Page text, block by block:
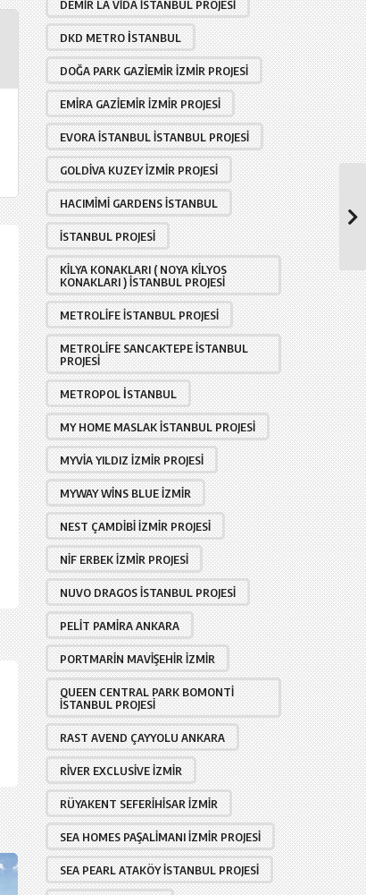
DEMIR LA VIDA İSTANBUL PROJESI
DKD METRO İSTANBUL
DOĞA PARK GAZIEMIR İZMIR PROJESI
EMIRA GAZIEMIR İZMIR PROJESI
EVORA İSTANBUL İSTANBUL PROJESI
GOLDIVA KUZEY İZMIR PROJESI
HACIMIMI GARDENS İSTANBUL
İSTANBUL PROJESI
KILYA KONAKLARI ( NOYA KILYOS
KONAKLARI ) İSTANBUL PROJESI
METROLIFE İSTANBUL PROJESI
METROLIFE SANCAKTEPE İSTANBUL
PROJESI
METROPOL İSTANBUL
MY HOME MASLAK İSTANBUL PROJESI
MYVIA YILDIZ İZMIR PROJESI
MYWAY WINS BLUE İZMIR
NEST ÇAMDIBI İZMIR PROJESI
NIF ERBEK İZMIR PROJESI
NUVO DRAGOS İSTANBUL PROJESI
PELIT PAMIRA ANKARA
PORTMARIN MAVIŞEHIR İZMIR
QUEEN CENTRAL PARK BOMONTI
İSTANBUL PROJESI
RAST AVEND ÇAYYOLU ANKARA
RIVER EXCLUSIVE İZMIR
RÜYAKENT SEFERIHISAR İZMIR
SEA HOMES PAŞALIMANI İZMIR PROJESI
SEA PEARL ATAKÖY İSTANBUL PROJESI